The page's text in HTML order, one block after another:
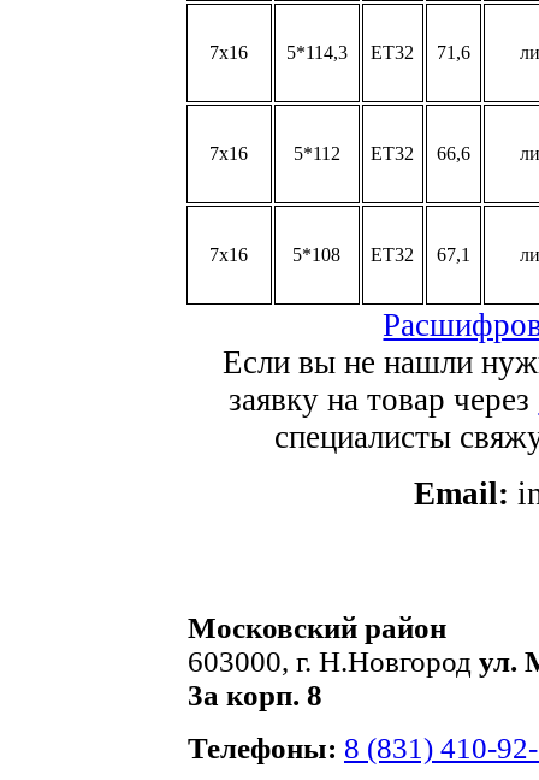
7x16 5*114,3 ET32 71,6
7x16 5*112 ET32 66,6
7x16 5*108 ET32 67,1
Если вы не нашли
заявку на товар через
специалисты
Email:
Московский район
603000, г. Н.Новгород ул.
3а корп. 8
Телефоны: 8 (831) 410-